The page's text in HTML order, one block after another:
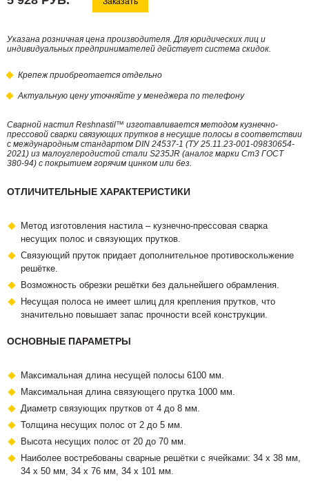
Указана розничная цена производителя. Для юридических лиц и
индивидуальных предпринимателей действует система скидок.
Крепеж приобреотается отдельно
Актуальную цену уточняйте у менеджера по телефону
Сварной настил Reshnastil™ изготавливается методом кузнечно-
прессовой сварки связующих прутков в несущие полосы в соответствии
с международным стандартом DIN 24537-1 (ТУ 25.11.23-001-09830654-
2021) из малоуглеродистой стали S235JR (аналог марки Ст3 ГОСТ
380-94) с покрытием горячим цинком или без.
ОТЛИЧИТЕЛЬНЫЕ ХАРАКТЕРИСТИКИ
Метод изготовления настила – кузнечно-прессовая сварка
несущих полос и связующих прутков.
Связующий пруток придает дополнительное противоскольжение
решётке.
Возможность обрезки решётки без дальнейшего обрамления.
Несущая полоса не имеет шлиц для крепления прутков, что
значительно повышает запас прочности всей конструкции.
ОСНОВНЫЕ ПАРАМЕТРЫ
Максимальная длина несущей полосы 6100 мм.
Максимальная длина связующего прутка 1000 мм.
Диаметр связующих прутков от 4 до 8 мм.
Толщина несущих полос от 2 до 5 мм.
Высота несущих полос от 20 до 70 мм.
Наиболее востребованы сварные решётки с ячейками: 34 х 38 мм,
34 х 50 мм, 34 х 76 мм, 34 х 101 мм.